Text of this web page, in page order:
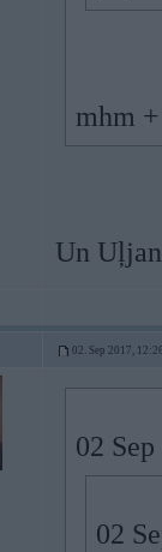
mhm
Un
02. Sep 2017,
02
02